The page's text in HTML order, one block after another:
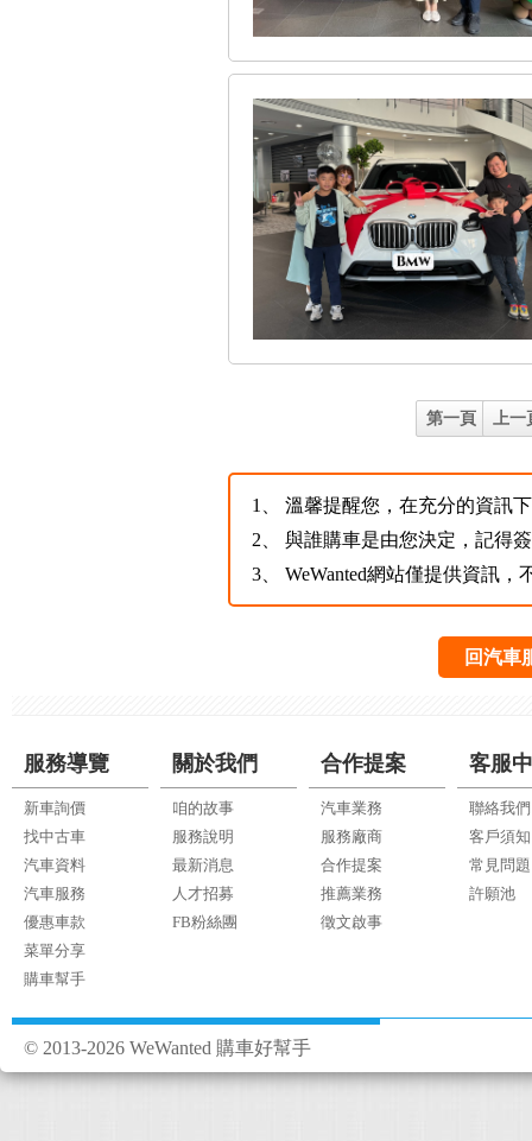
第一頁 上
1、
溫馨提醒您，在充分的資訊
2、
與誰購車是由您決定，記得
3、
WeWanted網站僅提供資訊
回汽車
服務導覽
新車詢價
找中古車
汽車資料
汽車服務
優惠車款
菜單分享
購車幫手
關於我們
咱的故事
服務說明
最新消息
人才招募
FB粉絲團
合作提案
汽車業務
服務廠商
合作提案
推薦業務
徵文啟事
客服
聯絡我們
客戶須知
常見問題
許願池
© 2013-2026 WeWanted 購車好幫手